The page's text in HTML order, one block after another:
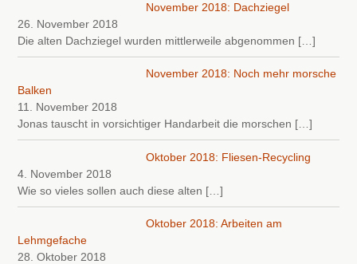
November 2018: Dachziegel
26. November 2018
Die alten Dachziegel wurden mittlerweile abgenommen […]
November 2018: Noch mehr morsche
Balken
11. November 2018
Jonas tauscht in vorsichtiger Handarbeit die morschen […]
Oktober 2018: Fliesen-Recycling
4. November 2018
Wie so vieles sollen auch diese alten […]
Oktober 2018: Arbeiten am
Lehmgefache
28. Oktober 2018